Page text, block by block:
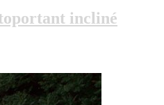
incliné